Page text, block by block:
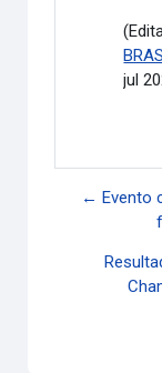
jul
← Evento